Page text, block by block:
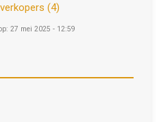
(4)
27 mei 2025 - 12:59